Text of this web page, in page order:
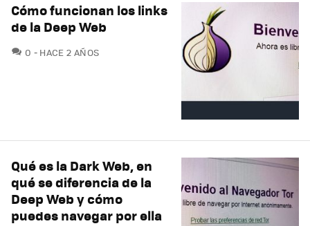
Cómo funcionan los links
de la Deep Web
0 COMENTARIOS
HACE 2 AÑOS
Qué es la Dark Web, en
qué se diferencia de la
Deep Web y cómo
puedes navegar por ella